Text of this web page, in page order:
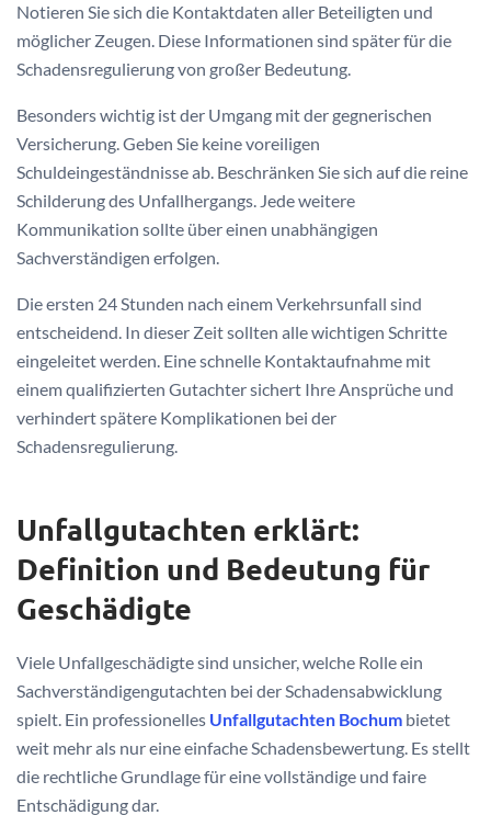
Notieren Sie sich die Kontaktdaten aller Beteiligten und
möglicher Zeugen. Diese Informationen sind später für die
Schadensregulierung von großer Bedeutung.
Besonders wichtig ist der Umgang mit der gegnerischen
Versicherung. Geben Sie keine voreiligen
Schuldeingeständnisse ab. Beschränken Sie sich auf die reine
Schilderung des Unfallhergangs. Jede weitere
Kommunikation sollte über einen unabhängigen
Sachverständigen erfolgen.
Die ersten 24 Stunden nach einem Verkehrsunfall sind
entscheidend. In dieser Zeit sollten alle wichtigen Schritte
eingeleitet werden. Eine schnelle Kontaktaufnahme mit
einem qualifizierten Gutachter sichert Ihre Ansprüche und
verhindert spätere Komplikationen bei der
Schadensregulierung.
Unfallgutachten erklärt:
Definition und Bedeutung für
Geschädigte
Viele Unfallgeschädigte sind unsicher, welche Rolle ein
Sachverständigengutachten bei der Schadensabwicklung
spielt. Ein professionelles Unfallgutachten Bochum bietet
weit mehr als nur eine einfache Schadensbewertung. Es stellt
die rechtliche Grundlage für eine vollständige und faire
Entschädigung dar.